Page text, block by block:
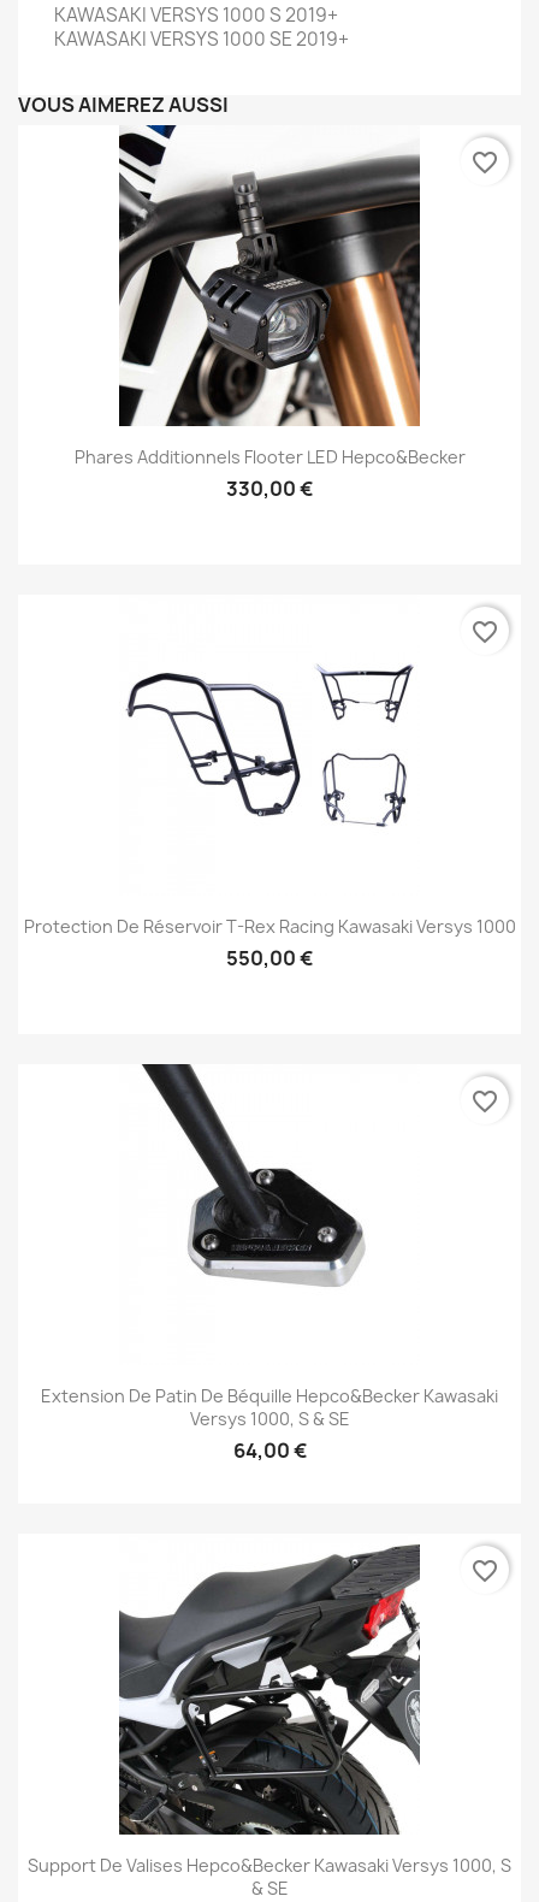
KAWASAKI VERSYS 1000 S 2019+
KAWASAKI VERSYS 1000 SE 2019+
VOUS AIMEREZ AUSSI
Phares Additionnels Flooter LED Hepco&Becker
330,00 €
favorite_border
Protection De Réservoir T-Rex Racing Kawasaki Versys 1000
550,00 €
favorite_border
Extension De Patin De Béquille Hepco&Becker Kawasaki
Versys 1000, S & SE
64,00 €
favorite_border
Support De Valises Hepco&Becker Kawasaki Versys 1000, S
& SE
favorite_border